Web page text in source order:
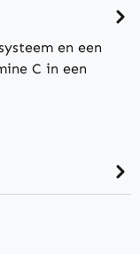
en een
C in een